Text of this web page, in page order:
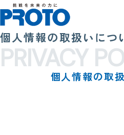
個人情報の取扱いにつ
PRIVACY
個人情報の取